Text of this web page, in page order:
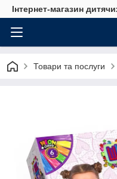
Інтернет-магазин
Товари та послуги